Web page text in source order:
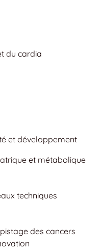
du cardia
et développement
et métabolique
techniques
des cancers